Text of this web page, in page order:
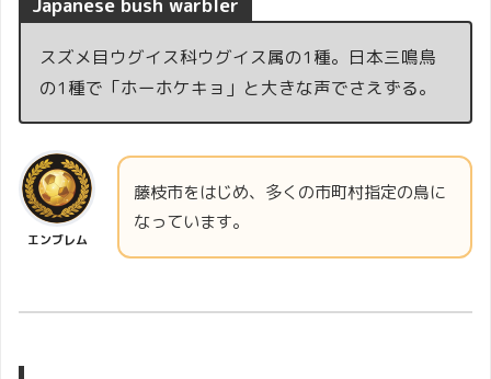
スズメ目ウグイス科ウグイス属の1種。日本三鳴鳥
の1種で「ホーホケキョ」と大きな声でさえずる。
エンブレム
藤枝市をはじめ、多くの市町村指定の鳥に
なっています。